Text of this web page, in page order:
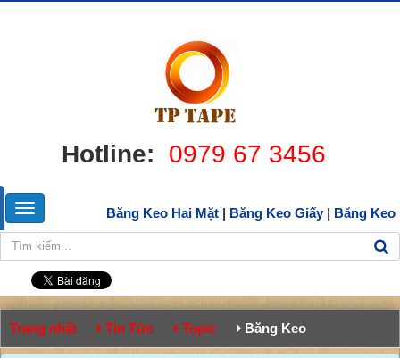
Hotline: 0979 67 3456
Băng Keo Hai Mặt | Băng Keo Giấy| Băng Keo
Trang nhất Tin Tức Topic Băng Keo